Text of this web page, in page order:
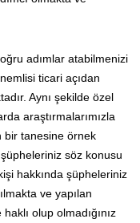
adımlar atabilmenizi
ticari açıdan
Aynı şekilde özel
araştırmalarımızla
bir tanesine örnek
söz konusu
hakkında şüpheleriniz
ve yapılan
olup olmadığınız